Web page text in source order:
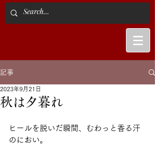
記事
秋は夕暮れ
2023年9月21日
ヒールを脱いだ瞬間、むわっと香る汗
のにおい。